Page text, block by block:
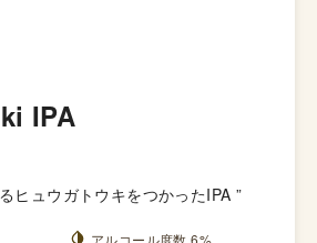
IPA
ヒュウガトウキをつかったIPA ”
アルコール度数 6%